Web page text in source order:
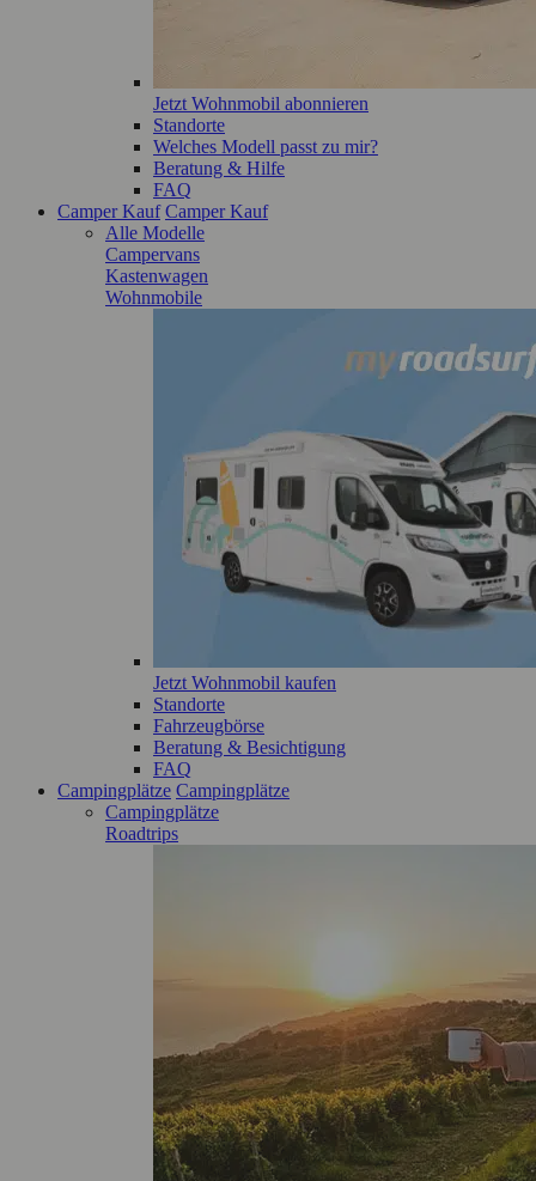
Jetzt Wohnmobil abonnieren
Standorte
Welches Modell passt zu mir?
Beratung & Hilfe
FAQ
Camper Kauf Camper Kauf
Alle Modelle
Campervans
Kastenwagen
Wohnmobile
Jetzt Wohnmobil kaufen
Standorte
Fahrzeugbörse
Beratung & Besichtigung
FAQ
Campingplätze Campingplätze
Campingplätze
Roadtrips